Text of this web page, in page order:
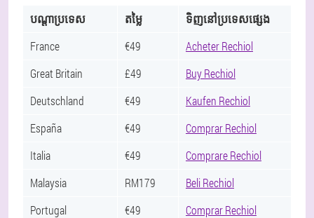
បណ្តាប្រទេស តម្លៃ
ទិញនៅប្រទេសផ្សេង
France
€49
Acheter Rechiol
Great Britain
£49
Buy Rechiol
Deutschland
€49
Kaufen Rechiol
España
€49
Comprar Rechiol
Italia
€49
Comprare Rechiol
Malaysia
RM179
Beli Rechiol
Portugal
€49
Comprar Rechiol